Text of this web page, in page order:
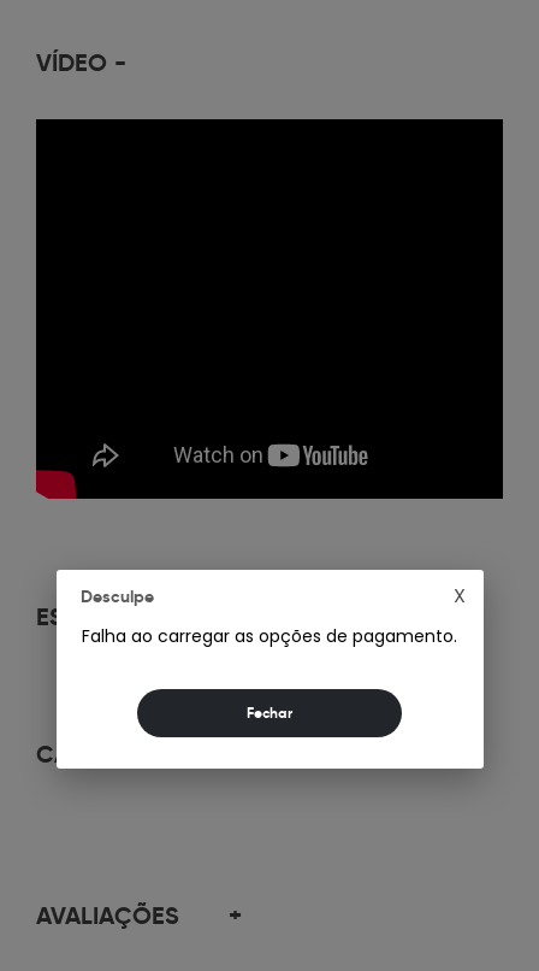
VÍDEO -
ESPECIFICAÇÕES
CARACTERÍSTICAS
AVALIAÇÕES +
Desculpe
Falha ao carregar as opções de pagamento.
X